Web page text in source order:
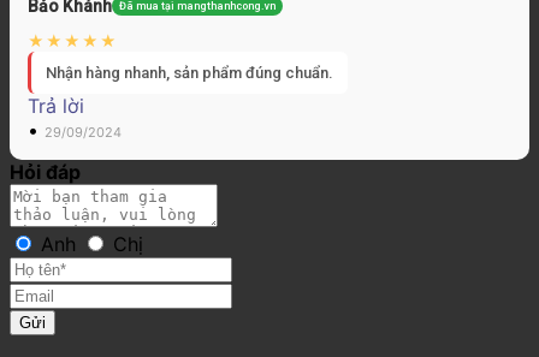
Bảo Khánh Đã mua tại mangthanhcong.vn
Nhận hàng nhanh, sản phẩm đúng chuẩn.
Trả lời
• 29/09/2024
Hỏi đáp
Anh Chị
Gửi